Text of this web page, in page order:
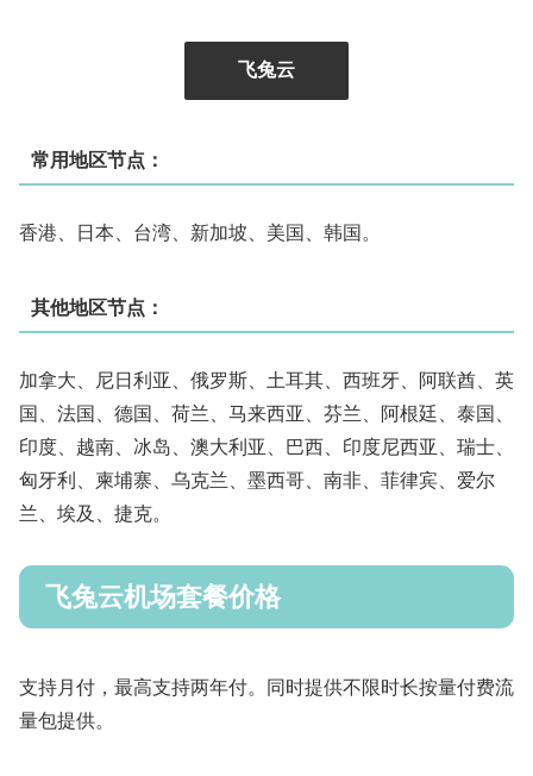
飞兔云
常用地区节点：
香港、日本、台湾、新加坡、美国、韩国。
其他地区节点：
加拿大、尼日利亚、俄罗斯、土耳其、西班牙、阿联酋、英
国、法国、德国、荷兰、马来西亚、芬兰、阿根廷、泰国、
印度、越南、冰岛、澳大利亚、巴西、印度尼西亚、瑞士、
匈牙利、柬埔寨、乌克兰、墨西哥、南非、菲律宾、爱尔
兰、埃及、捷克。
飞兔云机场套餐价格
支持月付，最高支持两年付。同时提供不限时长按量付费流
量包提供。